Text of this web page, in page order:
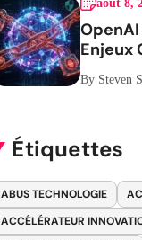
août 8,
Enjeux
By Steven
Étiquettes
ABUS TECHNOLOGIE
ACCÉLÉRATEUR